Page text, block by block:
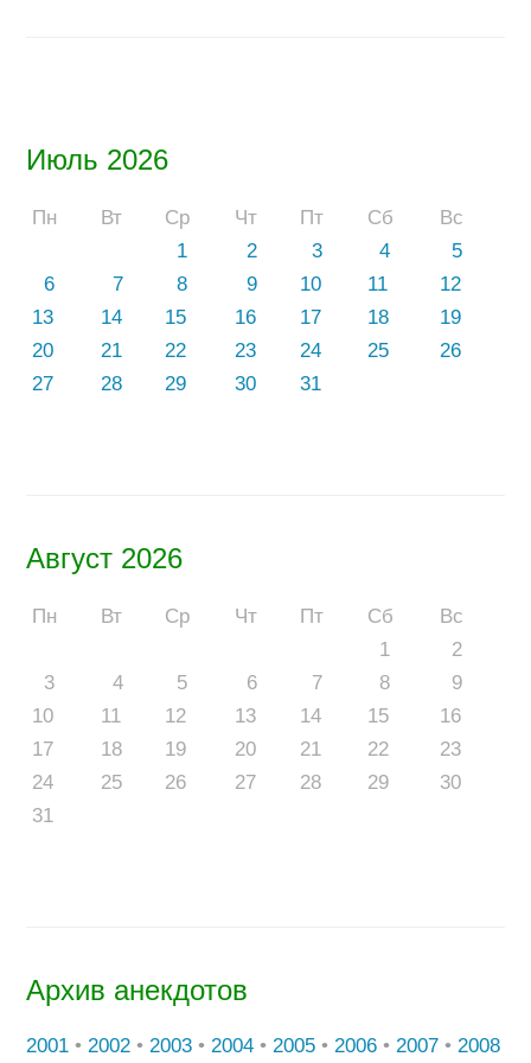
Июль 2026
Пн Вт Ср Чт Пт Сб
Вс
1
2 3 4
5
6
7 8 9 10 11
12
13
14 15 16 17 18
19
20
21 22 23 24 25
26
27
28 29 30 31
Август 2026
Пн Вт Ср Чт Пт Сб
Вс
1
2
3
4 5 6 7 8
9
10
11 12 13 14 15
16
17
18 19 20 21 22
23
24
25 26 27 28 29
30
31
Архив анекдотов
2001 • 2002 • 2003 • 2004 • 2005 • 2006 • 2007 • 2008